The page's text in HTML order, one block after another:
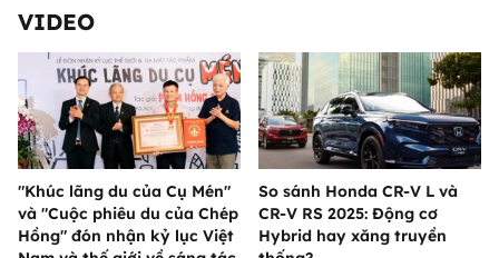
VIDEO
"Khúc lãng du của Cụ Mén"
và "Cuộc phiêu du của Chép
Hồng" đón nhận kỷ lục Việt
So sánh Honda CR-V L và
CR-V RS 2025: Động cơ
Hybrid hay xăng truyền